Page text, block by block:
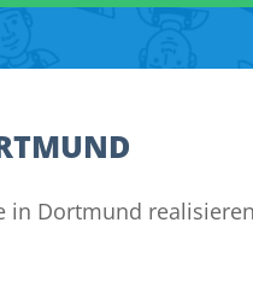
in Dortmund